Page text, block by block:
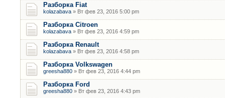
Разборка Fiat
kolazabava » Вт фев 23, 2016 5:00 pm
Разборка Citroen
kolazabava » Вт фев 23, 2016 4:59 pm
Разборка Renault
kolazabava » Вт фев 23, 2016 4:58 pm
Разборка Volkswagen
greesha880 » Вт фев 23, 2016 4:44 pm
Разборка Ford
greesha880 » Вт фев 23, 2016 4:43 pm